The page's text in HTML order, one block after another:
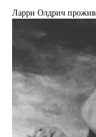
Ларри Олдрич